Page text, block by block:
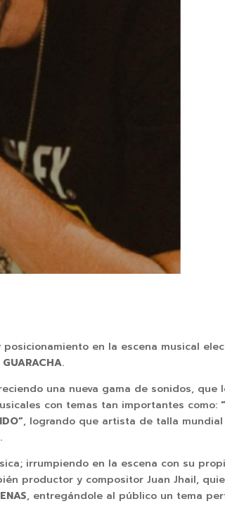
posicionamiento en la escena musical
.
una nueva gama de sonidos, que
con temas tan importantes como:
, logrando que artista de talla mundial
irrumpiendo en la escena con su
productor y compositor Juan Jhail,
, entregándole al público un tema